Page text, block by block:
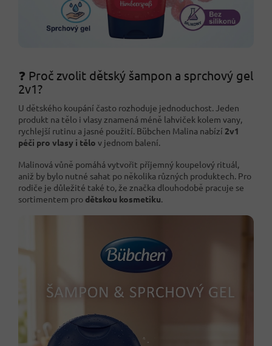
❓ Proč zvolit dětský šampon a sprchový gel
2v1?
U dětského koupání často rozhoduje jednoduchost. Jeden
produkt na tělo i vlasy znamená méně lahviček kolem vany,
rychlejší rutinu a jasné použití. Bübchen Malina nabízí 2v1
péči pro vlasy i tělo v jednom balení.
Malinová vůně pomáhá vytvořit příjemný koupelový rituál,
aniž by bylo nutné sahat po několika různých produktech. Pro
rodiče je důležité také to, že značka dlouhodobě pracuje se
sortimentem pro dětskou kosmetiku.